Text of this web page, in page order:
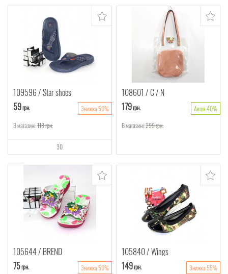
109596 Star shoes
59грн.
Знижка 50%
В магазині:118грн.
30
108601 C / N
179грн.
Акція 40%
В магазині:299грн.
105644 BREND
75грн.
Знижка 50%
105840 Wings
149грн.
Знижка 55%